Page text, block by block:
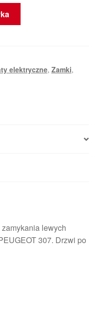
elektryczne, Zamki,
lewych
307. Drzwi po